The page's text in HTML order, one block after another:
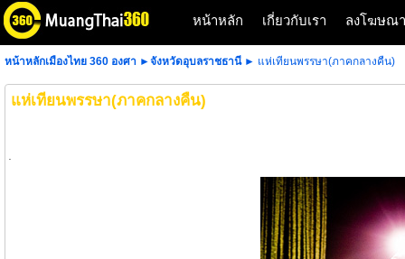
หน้าหลัก เกี่ยวกับเรา ลงโฆษณา
หน้าหลักเมืองไทย 360 องศา ►จังหวัดอุบลราชธานี ► แห่เทียนพรรษา(ภาคกลางคืน)
แห่เทียนพรรษา(ภาคกลางคืน)